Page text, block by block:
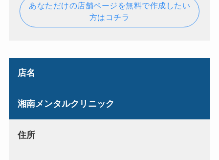
あなただけの店舗ページを無料で作成したい
方はコチラ
店名
湘南メンタルクリニック
住所